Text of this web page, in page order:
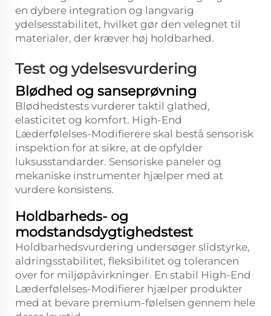
en dybere integration og langvarig
ydelsesstabilitet, hvilket gør den velegnet til
materialer, der kræver høj holdbarhed.
Test og ydelsesvurdering
Blødhed og sanseprøvning
Blødhedstests vurderer taktil glathed,
elasticitet og komfort. High-End
Læderfølelses-Modifierere skal bestå sensorisk
inspektion for at sikre, at de opfylder
luksusstandarder. Sensoriske paneler og
mekaniske instrumenter hjælper med at
vurdere konsistens.
Holdbarheds- og
modstandsdygtighedstest
Holdbarhedsvurdering undersøger slidstyrke,
aldringsstabilitet, fleksibilitet og tolerancen
over for miljøpåvirkninger. En stabil High-End
Læderfølelses-Modifierer hjælper produkter
med at bevare premium-følelsen gennem hele